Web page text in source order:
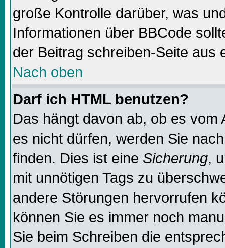
große Kontrolle darüber, was
Informationen über BBCode
der Beitrag schreiben-Seite aus
Nach oben
Darf ich HTML benutzen?
Das hängt davon ab, ob es
es nicht dürfen, werden Sie
finden. Dies ist eine Sicherung,
mit unnötigen Tags zu
andere Störungen hervorrufen
können Sie es immer noch
Sie beim Schreiben die